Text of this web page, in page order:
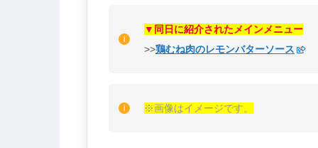
▼同日に紹介されたメインメニュー
>>鶏むね肉のレモンバターソース
※画像はイメージです。